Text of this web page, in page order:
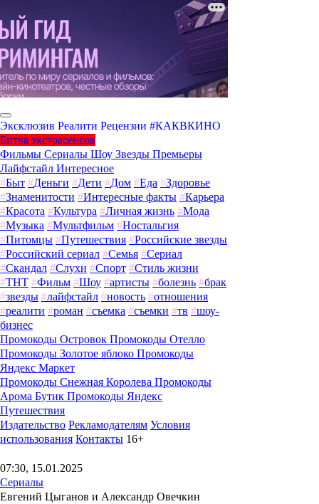
Эксклюзив Реалити Рецензии #КАКВКИНО
Битва экстрасенсов
Фильмы Сериалы Шоу Звезды Премьеры
Лайфстайл Интересное
#Быт #Деньги #Дети #Дом #Еда #Здоровье
#Знаменитости #Интересные факты #Карьера
#Красота #Культура #Личная жизнь #Мода
#Музыка #Мультфильм #Ностальгия
#Питомцы #Путешествия #Российские звезды
#Российский сериал #Семья #Сериал
#Скандал #Слухи #Спорт #Стиль жизни
#ТНТ #Фильм #Шоу #артисты #болезнь #брак
#звезды #лайфстайл #новость #отношения
#реалити #роман #съемка #съемки #тв #шоу-
бизнес
Промокоды Островок Промокоды Отелло
Промокоды Золотое яблоко Промокоды
Яндекс Маркет
Промокоды Снежная Королева Промокоды
Арома Бутик Промокоды Яндекс
Путешествия
Издательство Рекламодателям Условия
использования Контакты 16+
07:30, 15.01.2025
Сериалы
Евгений Цыганов и Александр Овечкин